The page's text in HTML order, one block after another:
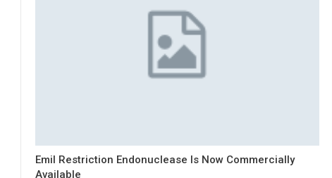
EmiI Restriction Endonuclease Is Now Commercially
Available